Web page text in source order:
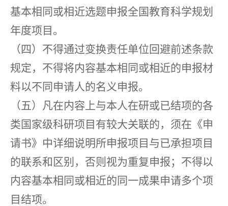
基本相同或相近选题申报全国教育科学规划
年度项目。
（四）不得通过变换责任单位回避前述条款
规定，不得将内容基本相同或相近的申报材
料以不同申请人的名义申报。
（五）凡在内容上与本人在研或已结项的各
类国家级科研项目有较大关联的，须在《申
请书》中详细说明所申报项目与已承担项目
的联系和区别，否则视为重复申报；不得以
内容基本相同或相近的同一成果申请多个项
目结项。